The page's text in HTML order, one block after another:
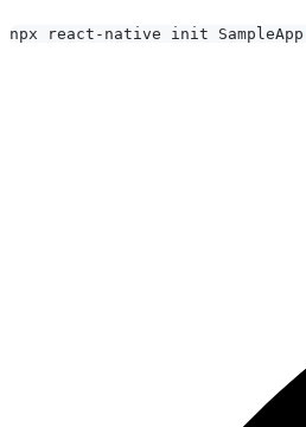
npx react-native init SampleApp